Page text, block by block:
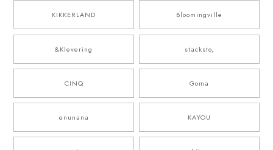
KIKKERLAND Bloomingville
&Klevering stacksto,
CINQ Goma
enunana KAYOU